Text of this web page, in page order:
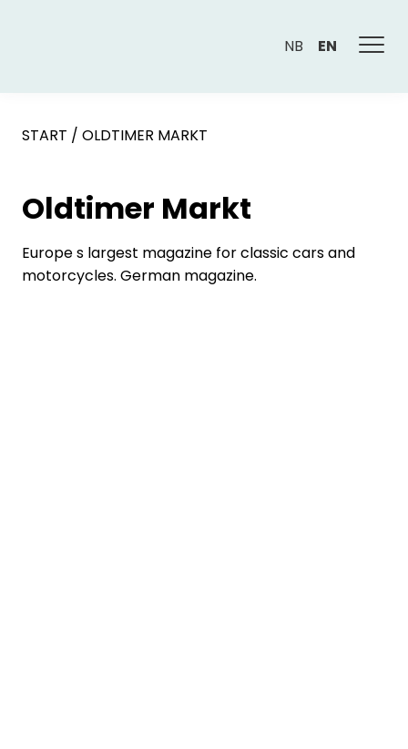
NB EN
START / OLDTIMER MARKT
Oldtimer Markt
Europe s largest magazine for classic cars and
motorcycles. German magazine.